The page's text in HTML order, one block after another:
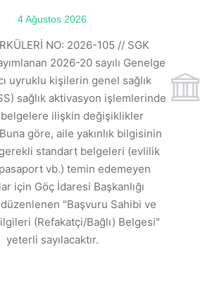
4 Ağustos 2026
NO: 2026-105 // SGK
2026-20 sayılı Genelge
uyruklu kişilerin genel sağlık
sağlık aktivasyon işlemlerinde
ilişkin değişiklikler
Buna göre, aile yakınlık bilgisinin
standart belgeleri (evlilik
vb.) temin edemeyen
için Göç İdaresi Başkanlığı
düzenlenen "Başvuru Sahibi ve
(Refakatçi/Bağlı) Belgesi"
yeterli sayılacaktır.